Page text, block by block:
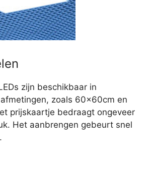
zijn beschikbaar in
zoals 60x60cm en
prijskaartje bedraagt ongeveer
Het aanbrengen gebeurt snel